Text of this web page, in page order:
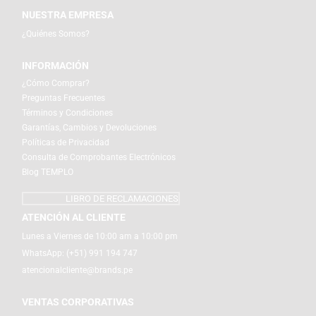
NUESTRA EMPRESA
¿Quiénes Somos?
INFORMACIÓN
¿Cómo Comprar?
Preguntas Frecuentes
Términos y Condiciones
Garantías, Cambios y Devoluciones
Políticas de Privacidad
Consulta de Comprobantes Electrónicos
Blog TEMPLO
LIBRO DE RECLAMACIONES
ATENCIÓN AL CLIENTE
Lunes a Viernes de 10:00 am a 10:00 pm
WhatsApp: (+51) 991 194 747
atencionalcliente@brands.pe
VENTAS CORPORATIVAS